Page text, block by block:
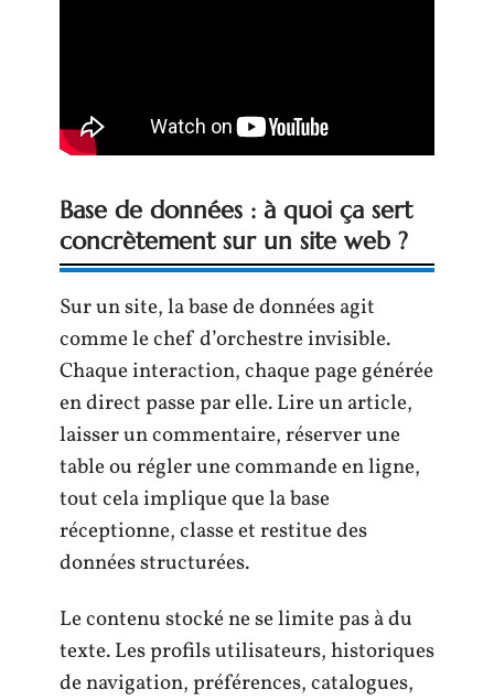
Base de données : à quoi ça sert
concrètement sur un site web ?
Sur un site, la base de données agit
comme le chef d’orchestre invisible.
Chaque interaction, chaque page générée
en direct passe par elle. Lire un article,
laisser un commentaire, réserver une
table ou régler une commande en ligne,
tout cela implique que la base
réceptionne, classe et restitue des
données structurées.
Le contenu stocké ne se limite pas à du
texte. Les profils utilisateurs, historiques
de navigation, préférences, catalogues,